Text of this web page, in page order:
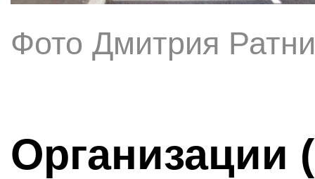
Фото Дмитрия
Организации